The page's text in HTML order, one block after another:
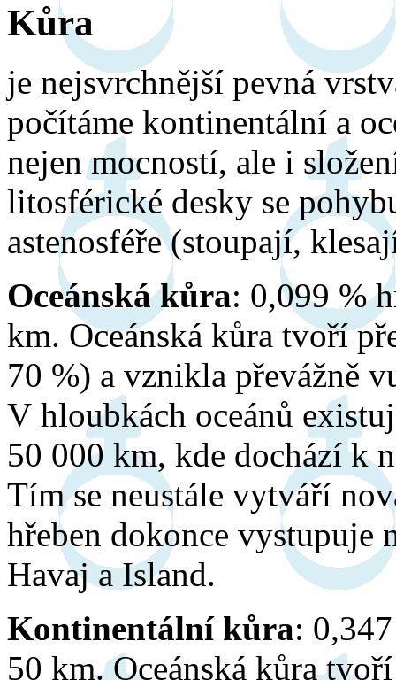
Kůra
je nejsvrchnější pevná
počítáme kontinentální a
nejen mocností, ale i
litosférické desky se
astenosféře (stoupají,
Oceánská kůra: 0,099 %
km. Oceánská kůra tvoří
70 %) a vznikla převážně
V hloubkách oceánů
50 000 km, kde dochází k
Tím se neustále vytváří
hřeben dokonce vystupuje
Havaj a Island.
Kontinentální kůra:
50 km. Oceánská kůra